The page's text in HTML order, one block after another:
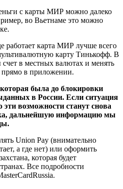
с карты МИР можно далеко
во Вьетнаме это можно
работает карта МИР лучше всего
карту Тинькофф. В
в местных валютах и менять
в приложении.
была до блокировки
в России. Если ситуация
возможности станут снова
дальнейшую информацию мы
Union Pay (внимательно
а где нет) или оформить
которая будет
Все подробности